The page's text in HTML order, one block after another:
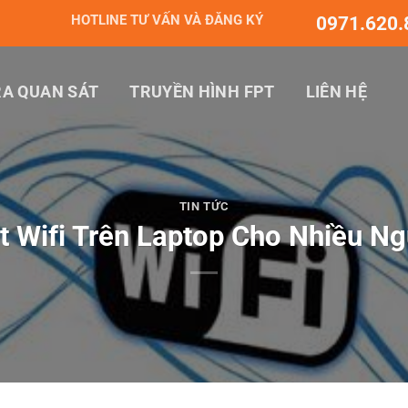
HOTLINE TƯ VẤN VÀ ĐĂNG KÝ
QUAN SÁT TRUYỀN HÌNH FPT LIÊN HỆ
TIN TỨC
Wifi Trên Laptop Cho Nhiều